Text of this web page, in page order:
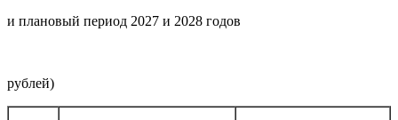
и плановый период 2027 и 2028 годов
рублей)